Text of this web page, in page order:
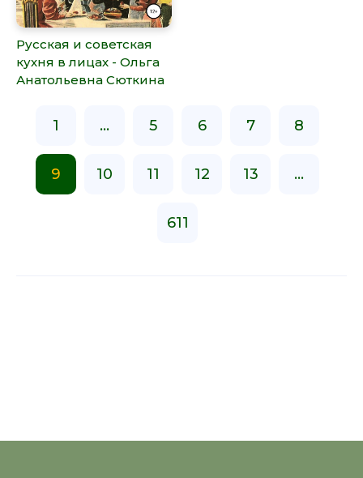
Русская и советская
кухня в лицах - Ольга
Анатольевна Сюткина
1 ... 5 6 7 8
9 10 11 12 13 ...
611